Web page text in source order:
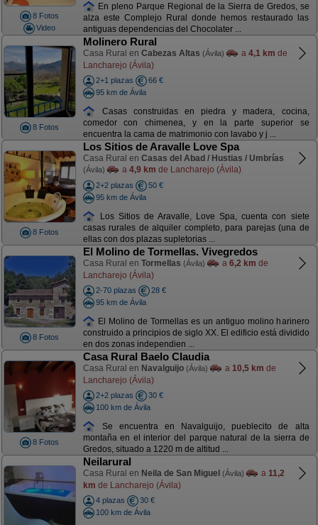
8 Fotos
Video
En pleno Parque Regional de la Sierra de Gredos, se
alza este Complejo Rural donde hemos restaurado las
antiguas dependencias del Chocolater ...
8 Fotos
Molinero Rural
Casa Rural en Cabezas Altas (Ávila) a 4,1 km de
Lancharejo (Ávila)
2+1 plazas
66 €
95 km de Ávila
Casas construidas en piedra y madera, cocina,
comedor con chimenea, y en la parte superior se
encuentra la cama de matrimonio con lavabo y j ...
8 Fotos
Los Sitios de Aravalle Love Spa
Casa Rural en Casas del Abad / Hustias / Umbrías
(Ávila) a 4,9 km de Lancharejo (Ávila)
2+2 plazas
50 €
95 km de Ávila
Los Sitios de Aravalle, Love Spa, cuenta con siete
casas rurales de alquiler completo, para parejas (una de
ellas con dos plazas supletorias ...
8 Fotos
El Molino de Tormellas. Vivegredos
Casa Rural en Tormellas (Ávila) a 6,2 km de
Lancharejo (Ávila)
2-70 plazas
28 €
95 km de Ávila
El Molino de Tormellas es un antiguo molino harinero
construido a principios de siglo XX. El edificio está dividido
en dos zonas independien ...
8 Fotos
Casa Rural Baelo Claudia
Casa Rural en Navalguijo (Ávila) a 10,5 km de
Lancharejo (Ávila)
2+2 plazas
30 €
100 km de Ávila
Se encuentra en Navalguijo, pueblecito de alta
montaña en el interior del parque natural de la sierra de
Gredos, situado a 1220 m de altitud ...
Neilarural
Casa Rural en Neila de San Miguel (Ávila) a 11,2
km de Lancharejo (Ávila)
4 plazas
30 €
100 km de Ávila